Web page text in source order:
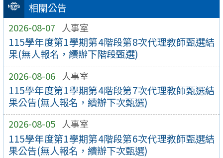
相關公告
2026-08-07 人事室
115學年度第1學期第4階段第8次代理教師甄選結
果(無人報名，續辦下階段甄選)
2026-08-06 人事室
115學年度第1學期第4階段第7次代理教師甄選結
果公告(無人報名，續辦下次甄選)
2026-08-05 人事室
115學年度第1學期第4階段第6次代理教師甄選結
果公告(無人報名，續辦下次甄選)